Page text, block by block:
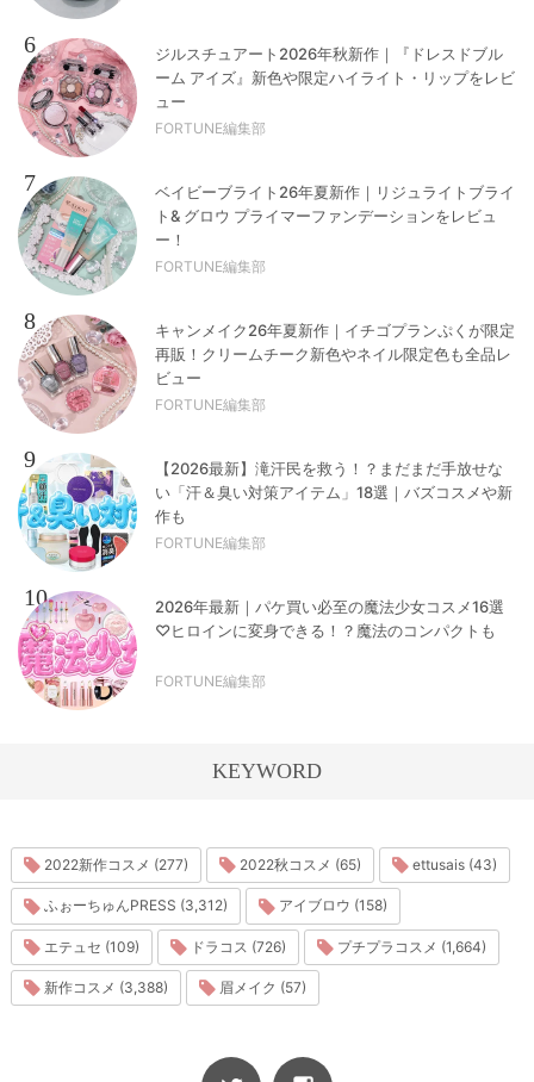
6
ジルスチュアート2026年秋新作｜『ドレスドブル
ーム アイズ』新色や限定ハイライト・リップをレビ
ュー
FORTUNE編集部
7
ベイビーブライト26年夏新作｜リジュライトブライ
ト& グロウ プライマーファンデーションをレビュ
ー！
FORTUNE編集部
8
キャンメイク26年夏新作｜イチゴプランぷくが限定
再販！クリームチーク新色やネイル限定色も全品レ
ビュー
FORTUNE編集部
9
【2026最新】滝汗民を救う！？まだまだ手放せな
い「汗＆臭い対策アイテム」18選｜バズコスメや新
作も
FORTUNE編集部
10
2026年最新｜パケ買い必至の魔法少女コスメ16選
♡ヒロインに変身できる！？魔法のコンパクトも
FORTUNE編集部
KEYWORD
2022新作コスメ (277) 2022秋コスメ (65) ettusais (43)
ふぉーちゅんPRESS (3,312) アイブロウ (158)
エテュセ (109) ドラコス (726) プチプラコスメ (1,664)
新作コスメ (3,388) 眉メイク (57)